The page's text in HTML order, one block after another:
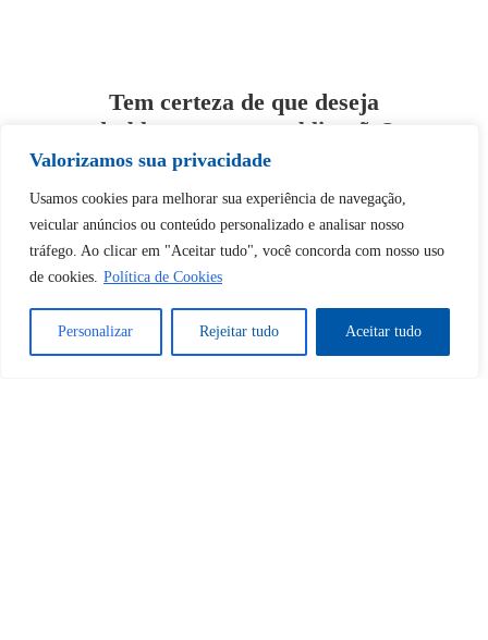
Valorizamos sua privacidade
Usamos cookies para melhorar sua experiência de navegação,
veicular anúncios ou conteúdo personalizado e analisar nosso
tráfego. Ao clicar em "Aceitar tudo", você concorda com nosso uso
de cookies. Política de Cookies
Personalizar Rejeitar tudo Aceitar tudo
Tem certeza de que deseja
desbloquear esta publicação?
Desbloquear esquerda : 0
Sim Não